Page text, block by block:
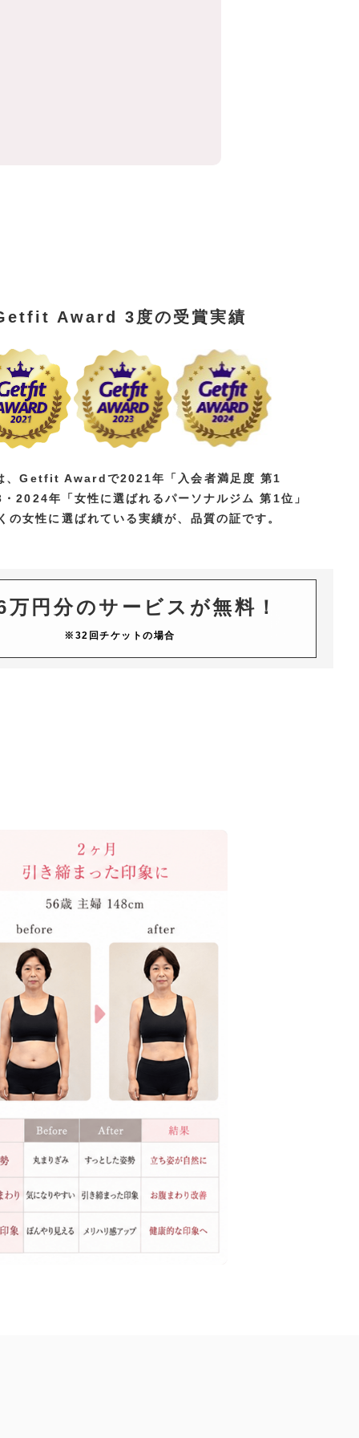
Award 3度の受賞実績
、Getfit Awardで2021年「入会者満足度 第1
2024年「女性に選ばれるパーソナルジム 第1位」
の女性に選ばれている実績が、品質の証です。
万円分のサービスが無料！
※32回チケットの場合